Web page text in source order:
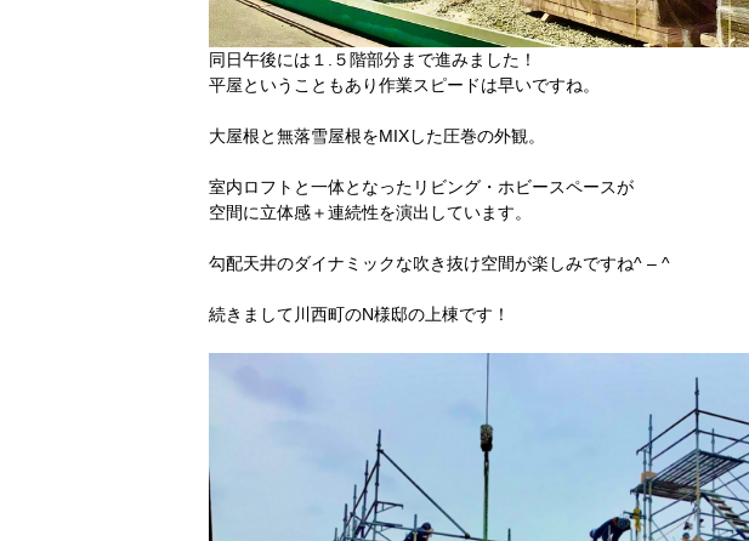
同日午後には１.５階部分まで進みました！
平屋ということもあり作業スピードは早いですね。
大屋根と無落雪屋根をMIXした圧巻の外観。
室内ロフトと一体となったリビング・ホビースペースが
空間に立体感＋連続性を演出しています。
勾配天井のダイナミックな吹き抜け空間が楽しみですね^ – ^
続きまして川西町のN様邸の上棟です！